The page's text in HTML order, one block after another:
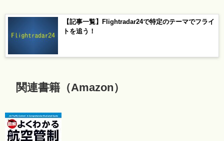
【記事一覧】Flightradar24で特定のテーマでフライ
トを追う！
関連書籍（Amazon）